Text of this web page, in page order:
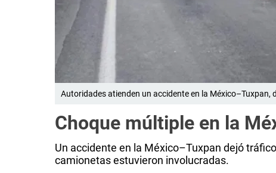
Autoridades atienden un accidente en la
Choque múltiple en la
Un accidente en la México–Tuxpan dejó
camionetas estuvieron involucradas.